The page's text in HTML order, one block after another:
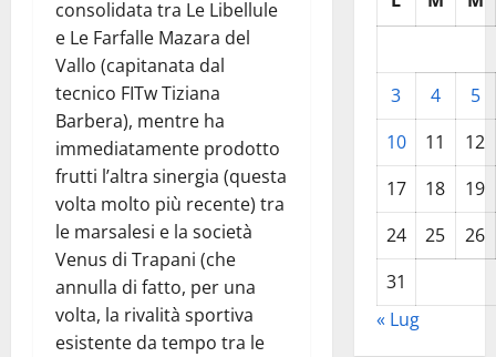
consolidata tra Le Libellule
e Le Farfalle Mazara del
Vallo (capitanata dal
tecnico FITw Tiziana
Barbera), mentre ha
immediatamente prodotto
frutti l’altra sinergia (questa
volta molto più recente) tra
le marsalesi e la società
Venus di Trapani (che
annulla di fatto, per una
volta, la rivalità sportiva
esistente da tempo tra le
3 4
5
10
11
12
17
18
19
24
25
26
31
« Lug